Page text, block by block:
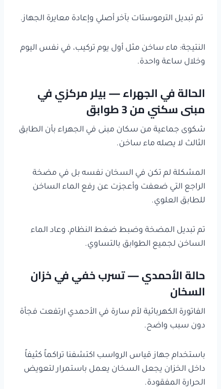
تم تبديل الترموستات بآخر أصلي وإعادة معايرة الجهاز.
النتيجة: ماء ساخن مثل أول يوم تركيب، في نفس اليوم
وخلال ساعة واحدة.
الحالة في الجهراء — بيلر مركزي في
مبنى سكني من 3 طوابق
شكوى جماعية من سكان مبنى في الجهراء بأن الطابق
الثالث لا يصله ماء ساخن.
المشكلة لم تكن في السخان نفسه بل في مضخة
الراجع التي ضعفت وأعجزت عن رفع الماء الساخن
للطابق العلوي.
تم تبديل المضخة وضبط ضغط النظام، وعاد الماء
الساخن لجميع الطوابق بالتساوي.
حالة الأحمدي — تسرب خفي في خزان
السخان
الفاتورة الكهربائية لأم سارة في الأحمدي ارتفعت فجأة
دون سبب واضح.
باستخدام جهاز قياس الرواسب اكتشفنا تراكماً كثيفاً
داخل الخزان يجعل السخان يعمل باستمرار لتعويض
الحرارة المفقودة.